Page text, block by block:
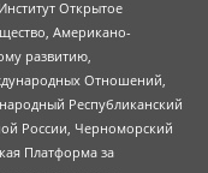
Открытое
Американо-
развитию,
Отношений,
Республиканский
России, Черноморский
Платформа за